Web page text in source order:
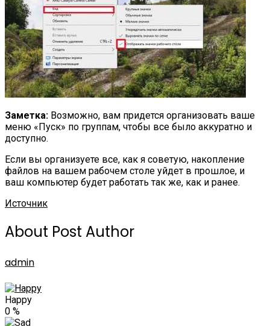
Заметка: Возможно, вам придется организовать ваше
меню «Пуск» по группам, чтобы все было аккуратно и
доступно.
Если вы организуете все, как я советую, накопление
файлов на вашем рабочем столе уйдет в прошлое, и
ваш компьютер будет работать так же, как и ранее.
Источник
About Post Author
admin
Happy
0 %